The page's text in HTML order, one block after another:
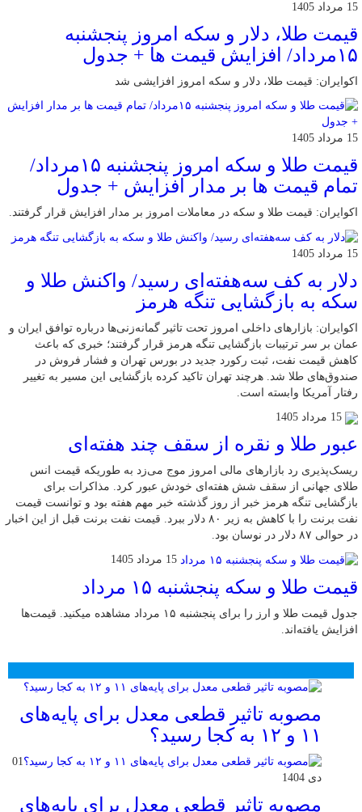
15 مرداد 1405
قیمت طلا، دلار و سکه امروز پنجشنبه
۱۵مرداد/ افزایش قیمت ها + جدول
اکوایران: قیمت طلا، دلار و سکه امروز افزایشی شد
15 مرداد 1405
قیمت طلا و سکه امروز پنجشنبه ۱۵مرداد/
تمام قیمت ها بر مدار افزایش + جدول
اکوایران: قیمت طلا و سکه در معاملات امروز بر مدار افزایش قرار گرفتند.
15 مرداد 1405
دلار به کف سه‌هفته‌ای رسید/ واکنش طلا و
سکه به بازگشایی تنگه هرمز
اکوایران: بازارهای داخلی امروز تحت تاثیر گمانه‌زنی‌ها درباره توافق ایران و
عمان بر سر ترتیبات بازگشایی تنگه هرمز قرار گرفتند؛ خبری که باعث
کاهش قیمت نفت، ثبت رکورد جدید در بورس تهران و فشار فروش در
صندوق‌های طلا شد. هرچند تهران تاکید کرده بازگشایی این مسیر به تغییر
رفتار آمریکا وابسته است.
15 مرداد 1405
عبور طلا و نقره از سقف چند هفته‌ای
ریسک‌پذیری رد بازارهای مالی امروز موج می‌زد به طوریکه قیمت انس
طلای جهانی از سقف شش هفته‌ای خودش عبور کرد. مذاکرات برای
بازگشایی تنگه هرمز خبر از روز گذشته خبر مهم هفته بود و توانست قیمت
نفت برنت را با کاهش به زیر ۸۰ دلار ببرد. قیمت نفت برنت قبل از این اخبار
در حوالی ۸۷ دلار در نوسان بود.
15 مرداد 1405
قیمت طلا و سکه پنجشنبه ۱۵ مرداد
جدول قیمت طلا و ارز را برای پنجشنبه ۱۵ مرداد مشاهده میکنید. قیمت‌ها
افزایش یافته‌اند.
مصوبه تاثیر قطعی معدل برای پایه‌های
۱۱ و ۱۲ به کجا رسید؟
01
دی 1404
مصوبه تاثیر قطعی معدل برای پایه‌های